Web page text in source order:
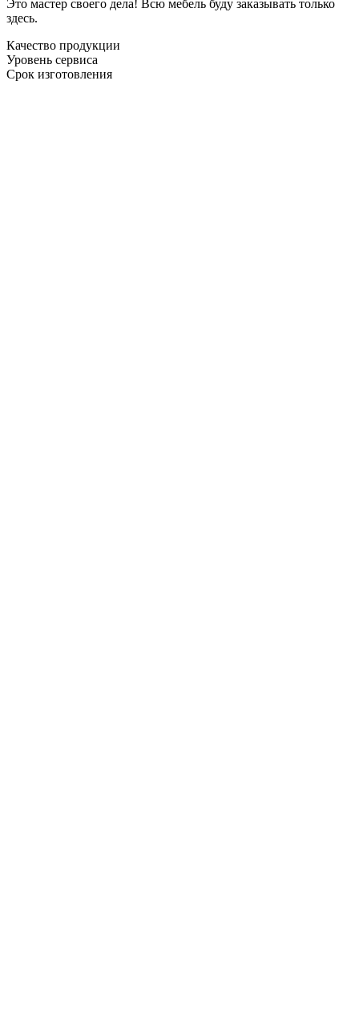
Это мастер своего дела! Всю мебель буду заказывать только
здесь.
Качество продукции
Уровень сервиса
Срок изготовления